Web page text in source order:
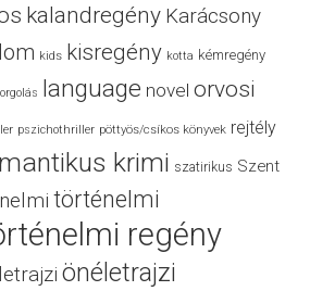
kalandregény Karácsony
kids kisregény kotta kémregény
language novel orvosi
pszichothriller pöttyös/csíkos könyvek rejtély
krimi szatirikus Szent
történelmi
regény
önéletrajzi